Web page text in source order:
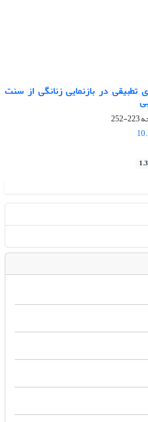
تطبیقی در بازنمایی زنانگی از سنت
223-252